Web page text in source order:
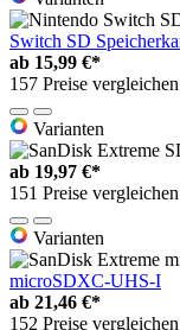
Switch SD
ab 15,99 €*
157 Preise vergleichen
Varianten
ab 19,97 €*
151 Preise vergleichen
Varianten
microSDXC-UHS-I
ab 21,46 €*
152 Preise vergleichen